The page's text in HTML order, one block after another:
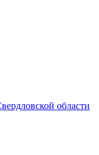
области